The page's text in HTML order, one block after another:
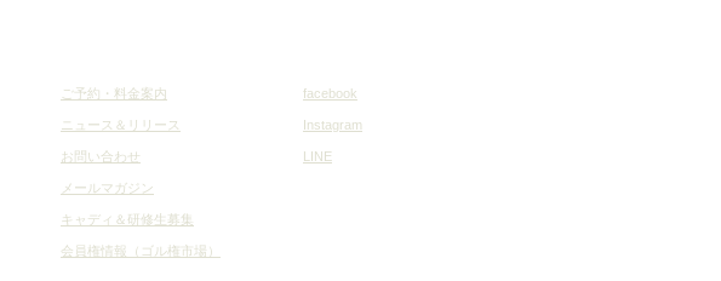
ご予約・料金案内
ニュース＆リリース
お問い合わせ
メールマガジン
キャディ＆研修生募集
会員権情報（ゴル権市場）
facebook
Instagram
LINE